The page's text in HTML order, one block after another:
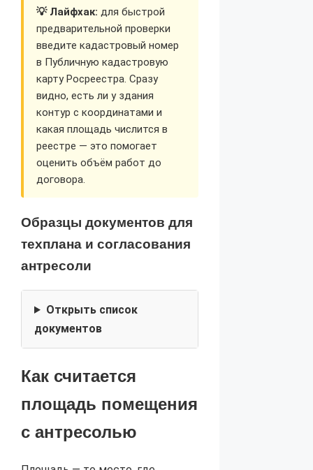
💡 Лайфхак: для быстрой
предварительной проверки
введите кадастровый номер
в Публичную кадастровую
карту Росреестра. Сразу
видно, есть ли у здания
контур с координатами и
какая площадь числится в
реестре — это помогает
оценить объём работ до
договора.
Образцы документов для
техплана и согласования
антресоли
Открыть список
документов
Как считается
площадь помещения
с антресолью